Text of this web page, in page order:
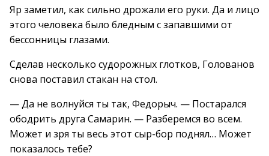
Яр заметил, как сильно дрожали его руки. Да и лицо
этого человека было бледным с запавшими от
бессонницы глазами.
Сделав несколько судорожных глотков, Голованов
снова поставил стакан на стол.
— Да не волнуйся ты так, Федорыч. — Постарался
ободрить друга Самарин. — Разберемся во всем.
Может и зря ты весь этот сыр-бор поднял… Может
показалось тебе?